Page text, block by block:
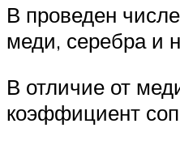
В проведен
меди, серебра и
В отличие от
коэффициент